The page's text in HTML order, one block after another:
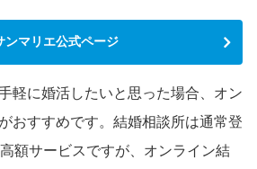
ンマリエ公式ページ
軽に婚活したいと思った場合、オン
おすすめです。結婚相談所は通常登
額サービスですが、オンライン結